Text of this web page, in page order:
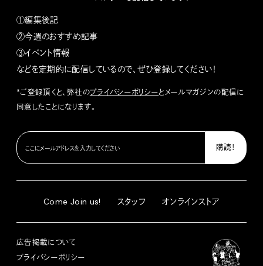
①編集後記
②今週のおすすめ記事
③イベント情報
などを定期的に配信しているので、ぜひ登録してください！
*ご登録頂くと、弊社のプライバシーポリシーとメールマガジンの配信に
同意したことになります。
Come Join us! スタッフ オンラインストア
広告掲載について
プライバシーポリシー